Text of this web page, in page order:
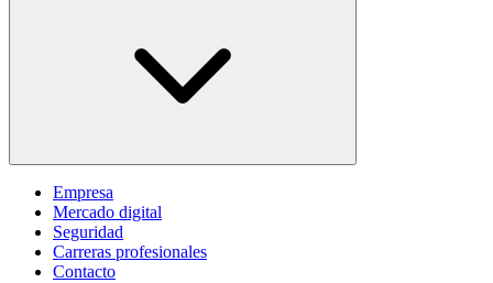
Empresa
Mercado digital
Seguridad
Carreras profesionales
Contacto